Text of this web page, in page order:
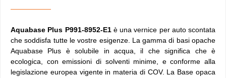
Aquabase Plus P991-8952-E1è una vernice per auto scontata
che soddisfa tutte le vostre esigenze. La gamma di basi opache
Aquabase Plus è solubile in acqua, il che significa che è
ecologica, con emissioni di solventi minime, e conforme alla
legislazione europea vigente in materia di COV. La Base opaca